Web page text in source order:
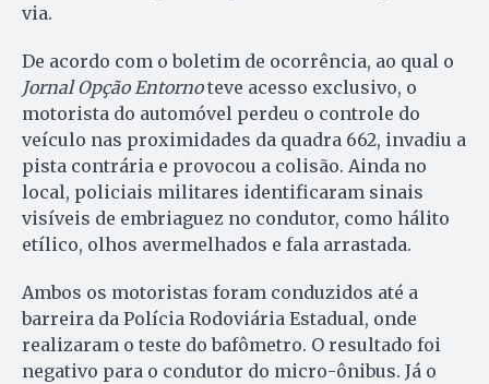
via.
De acordo com o boletim de ocorrência, ao qual o
Jornal Opção Entornoteve acesso exclusivo, o
motorista do automóvel perdeu o controle do
veículo nas proximidades da quadra 662, invadiu a
pista contrária e provocou a colisão. Ainda no
local, policiais militares identificaram sinais
visíveis de embriaguez no condutor, como hálito
etílico, olhos avermelhados e fala arrastada.
Ambos os motoristas foram conduzidos até a
barreira da Polícia Rodoviária Estadual, onde
realizaram o teste do bafômetro. O resultado foi
negativo para o condutor do micro-ônibus. Já o